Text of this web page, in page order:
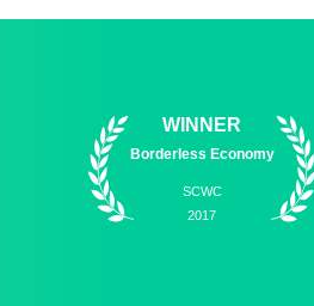
WINNER
Borderless Economy
SCWC
2017